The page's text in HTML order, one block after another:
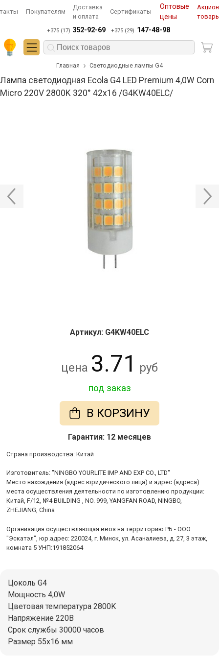
Покупателям
Доставка
и оплата
Сертификаты
Оптовые
цены
+375 (17) 352-92-69 +375 (29) 147-48-98
Главная Светодиодные лампы G4
Лампа светодиодная Ecola G4 LED Premium 4,0W Corn
Micro 220V 2800K 320° 42x16 /G4KW40ELC/
Артикул: G4KW40ELC
цена 3.71 руб
под заказ
В КОРЗИНУ
Гарантия: 12 месяцев
Cтрана производства: Китай
Изготовитель: "NINGBO YOURLITE IMP AND EXP CO., LTD"
Место нахождения (адрес юридического лица) и адрес (адреса)
места осуществления деятельности по изготовлению продукции:
Китай, F/12, №4 BUILDING , NO. 999, YANGFAN ROAD, NINGBO,
ZHEJIANG, China
Организация осуществляющая ввоз на территорию РБ - ООО
"Эскатэл", юр.адрес: 220024, г. Минск, ул. Асаналиева, д. 27, 3 этаж,
комната 5 УНП:191852064
Цоколь G4
Мощность 4,0W
Цветовая температура 2800K
Напряжение 220В
Срок службы 30000 часов
Размер 55x16 мм